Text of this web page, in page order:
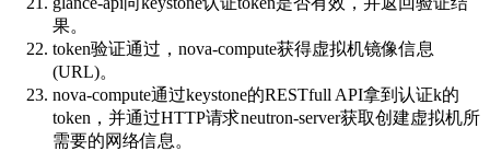
果。
token验证通过，nova-compute获得虚拟机镜像信息
(URL)。
nova-compute通过keystone的RESTfull API拿到认证k的
token，并通过HTTP请求neutron-server获取创建虚拟机所
需要的网络信息。